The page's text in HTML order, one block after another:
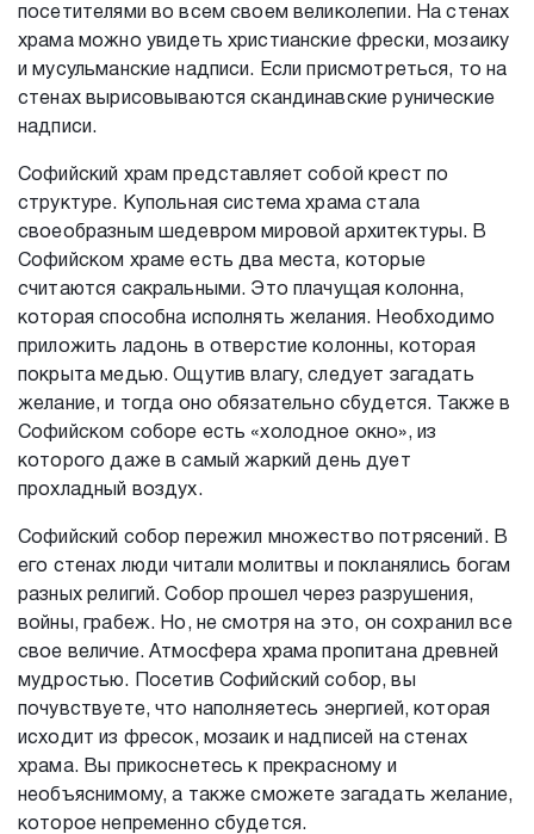
посетителями во всем своем великолепии. На стенах
храма можно увидеть христианские фрески, мозаику
и мусульманские надписи. Если присмотреться, то на
стенах вырисовываются скандинавские рунические
надписи.
Софийский храм представляет собой крест по
структуре. Купольная система храма стала
своеобразным шедевром мировой архитектуры. В
Софийском храме есть два места, которые
считаются сакральными. Это плачущая колонна,
которая способна исполнять желания. Необходимо
приложить ладонь в отверстие колонны, которая
покрыта медью. Ощутив влагу, следует загадать
желание, и тогда оно обязательно сбудется. Также в
Софийском соборе есть «холодное окно», из
которого даже в самый жаркий день дует
прохладный воздух.
Софийский собор пережил множество потрясений. В
его стенах люди читали молитвы и покланялись богам
разных религий. Собор прошел через разрушения,
войны, грабеж. Но, не смотря на это, он сохранил все
свое величие. Атмосфера храма пропитана древней
мудростью. Посетив Софийский собор, вы
почувствуете, что наполняетесь энергией, которая
исходит из фресок, мозаик и надписей на стенах
храма. Вы прикоснетесь к прекрасному и
необъяснимому, а также сможете загадать желание,
которое непременно сбудется.